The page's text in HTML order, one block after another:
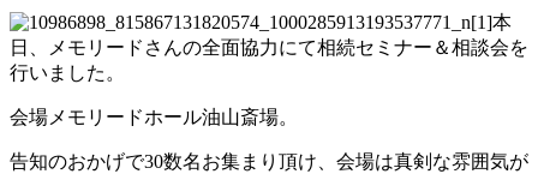
本
日、メモリードさんの全面協力にて相続セミナー＆相談会を
行いました。
会場メモリードホール油山斎場。
告知のおかげで30数名お集まり頂け、会場は真剣な雰囲気が